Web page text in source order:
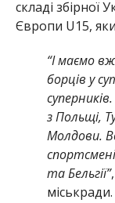
складі збірної
Європи U15,
“І маємо
борців у
з Польщі,
Молдови.
та Бельгії”
міськради.